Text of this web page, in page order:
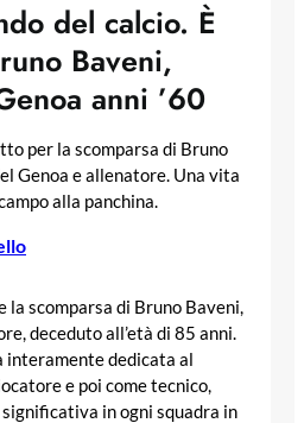
del calcio. È
Baveni,
anni ’60
per la scomparsa di Bruno
Genoa e allenatore. Una vita
alla panchina.
la scomparsa di Bruno Baveni,
deceduto all’età di 85 anni.
interamente dedicata al
e poi come tecnico,
significativa in ogni squadra in